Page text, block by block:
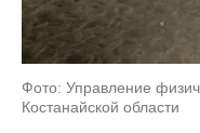
Фото: Управление
Костанайской области